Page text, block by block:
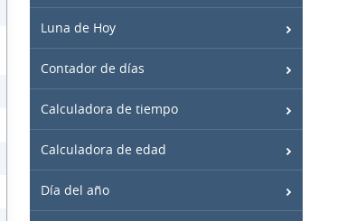
Luna de Hoy
Contador de días
Calculadora de tiempo
Calculadora de edad
Día del año